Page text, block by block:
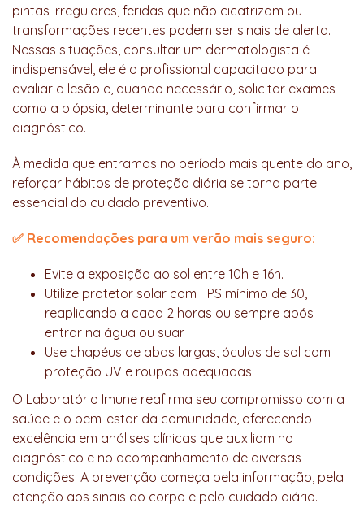
pintas irregulares, feridas que não cicatrizam ou
transformações recentes podem ser sinais de alerta.
Nessas situações, consultar um dermatologista é
indispensável, ele é o profissional capacitado para
avaliar a lesão e, quando necessário, solicitar exames
como a biópsia, determinante para confirmar o
diagnóstico.
À medida que entramos no período mais quente do ano,
reforçar hábitos de proteção diária se torna parte
essencial do cuidado preventivo.
✅ Recomendações para um verão mais seguro:
Evite a exposição ao sol entre 10h e 16h.
Utilize protetor solar com FPS mínimo de 30,
reaplicando a cada 2 horas ou sempre após
entrar na água ou suar.
Use chapéus de abas largas, óculos de sol com
proteção UV e roupas adequadas.
O Laboratório Imune reafirma seu compromisso com a
saúde e o bem-estar da comunidade, oferecendo
excelência em análises clínicas que auxiliam no
diagnóstico e no acompanhamento de diversas
condições. A prevenção começa pela informação, pela
atenção aos sinais do corpo e pelo cuidado diário.